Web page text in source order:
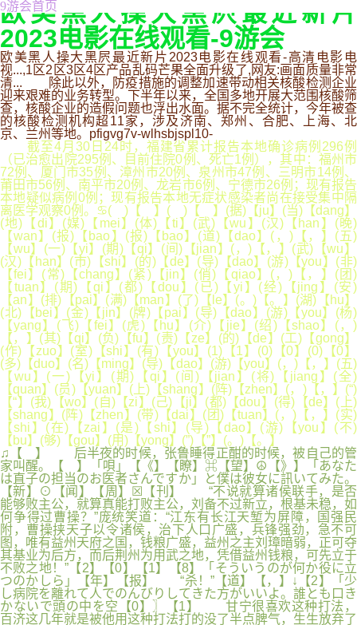
9游会首页
欧美黑人操大黑屄最近新片
2023电影在线观看-9游会
欧美黑人操大黑屄最近新片2023电影在线观看-高清电影电
视...,1区2区3区4区产品乱码芒果全面升级了,网友:画面质量非常
清... 除此以外，防疫措施的调整加速带动相关核酸检测企业
迎来艰难的业务转型。下半年以来，全国多地开展大范围核酸筛
查，核酸企业的造假问题也浮出水面。据不完全统计，今年被查
的核酸检测机构超11家，涉及济南、郑州、合肥、上海、北
京、兰州等地。pfigvg7v-wlhsbjspl10-
截至4月30日24时，福建省累计报告本地确诊病例296例
（已治愈出院295例、目前住院0例、死亡1例），其中：福州市
72例、厦门市35例、漳州市20例、泉州市47例、三明市14例、
莆田市56例、南平市20例、龙岩市6例、宁德市26例；现有报告
本地疑似病例0例；现有报告本地无症状感染者尚在接受集中隔
离医学观察0例。♋( )【 】( )【 】(据)【ju】(当)【dang】
(地)【di】(媒)【mei】(体)【ti】(武)【wu】(汉)【han】(晚)
【wan】(报)【bao】(报)【bao】(道)【dao】(，)【，】(五)
【wu】(一)【yi】(期)【qi】(间)【jian】(，)【，】(武)【wu】
(汉)【han】(市)【shi】(的)【de】(导)【dao】(游)【you】(非)
【fei】(常)【chang】(紧)【jin】(俏)【qiao】(，)【，】(团)
【tuan】(期)【qi】(都)【dou】(已)【yi】(经)【jing】(安)
【an】(排)【pai】(满)【man】(了)【le】(。)【。】(湖)【hu】
(北)【bei】(金)【jin】(牌)【pai】(导)【dao】(游)【you】(杨)
【yang】(飞)【fei】(虎)【hu】(介)【jie】(绍)【shao】(，)
【，】(其)【qi】(负)【fu】(责)【ze】(的)【de】(工)【gong】
(作)【zuo】(室)【shi】(有)【you】(1)【1】(0)【0】(0)【0】
(多)【duo】(名)【ming】(导)【dao】(游)【you】(，)【，】(五)
【wu】(一)【yi】(期)【qi】(间)【jian】(将)【jiang】(全)
【quan】(员)【yuan】(上)【shang】(阵)【zhen】(，)【，】(“)
【“】(我)【wo】(自)【zi】(己)【ji】(都)【dou】(得)【de】(上)
【shang】(阵)【zhen】(带)【dai】(团)【tuan】(，)【，】(实)
【shi】(在)【zai】(是)【shi】(导)【dao】(游)【you】(不)
【bu】(够)【gou】(用)【yong】(”)【”】(。)【。】
♫【 】 后半夜的时候，张鲁睡得正酣的时候，被自己的管
家叫醒。【 】「唄」【《】【瞭】⌘【望】☮【》】「あなた
は直子の担当のお医者さんですか」と僕は彼女に訊いてみた。
【新】⊙【闻】【周】☒【刊】 “不说就算诸侯联手，是否
能够败主公，就算真能打败主公，刘备不过新立，根基未稳，如
何争得过曹操？”庞统笑道：“江东有长江天堑为屏障，国强民
附，曹操挟天子以令诸侯，治下人口广盛，兵锋强劲，急不可
图，唯有益州天府之国，钱粮广盛，益州之主刘璋暗弱，正可夺
其基业为后方，而后荆州为用武之地，凭借益州钱粮，可先立于
不败之地！”【2】【0】【1】【8】「そういうのが何か役に立
つのかしら」【年】【报】 “杀！”【道】【，】↓【2】「少
し病院を離れて人でのんびりしてきた方がいいよ。誰とも口き
かないで頭の中を空【0】〗【1】 甘宁很喜欢这种打法，
百济这几年就是被他用这种打法打的没了半点脾气，生生放弃了